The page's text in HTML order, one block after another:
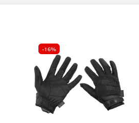
-16%